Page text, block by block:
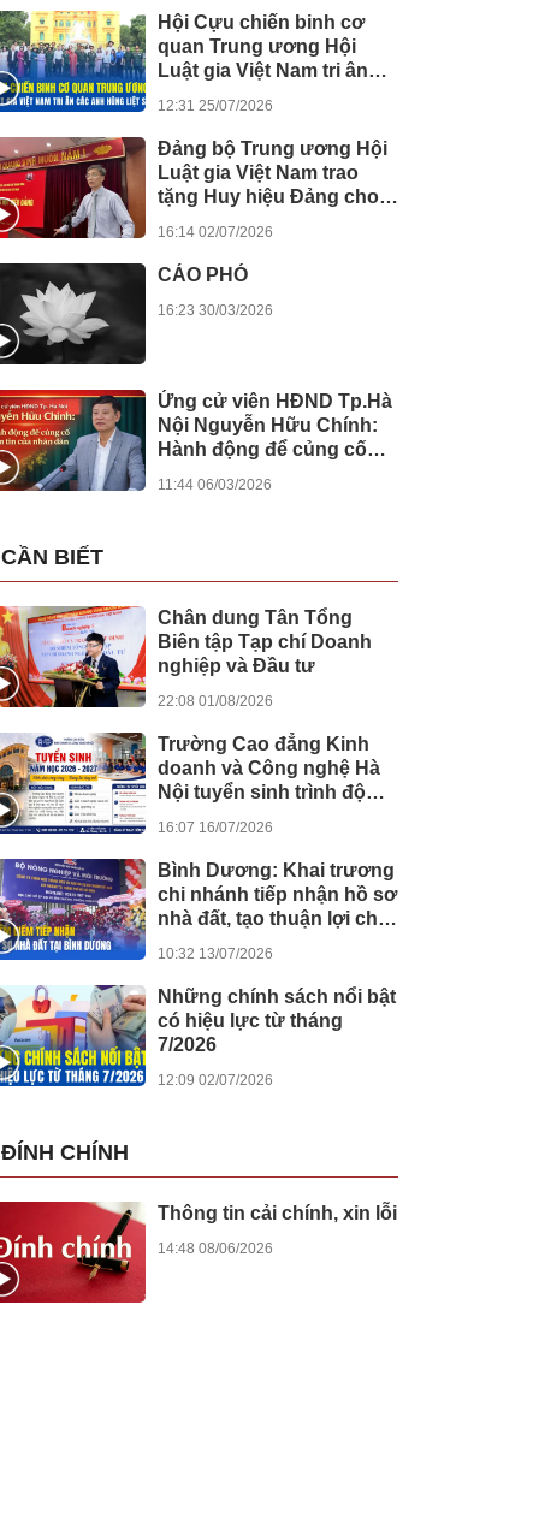
Hội Cựu chiến binh cơ
quan Trung ương Hội
Luật gia Việt Nam tri ân
12:31 25/07/2026
Đảng bộ Trung ương Hội
Luật gia Việt Nam trao
tặng Huy hiệu Đảng cho
16:14 02/07/2026
CÁO PHÓ
16:23 30/03/2026
Ứng cử viên HĐND Tp.Hà
Nội Nguyễn Hữu Chính:
Hành động để củng cố
11:44 06/03/2026
CẦN BIẾT
Chân dung Tân Tổng
Biên tập Tạp chí Doanh
nghiệp và Đầu tư
22:08 01/08/2026
Trường Cao đẳng Kinh
doanh và Công nghệ Hà
Nội tuyển sinh trình độ
16:07 16/07/2026
Bình Dương: Khai trương
chi nhánh tiếp nhận hồ sơ
nhà đất, tạo thuận lợi cho
10:32 13/07/2026
Những chính sách nổi bật
có hiệu lực từ tháng
7/2026
12:09 02/07/2026
ĐÍNH CHÍNH
Thông tin cải chính, xin lỗi
14:48 08/06/2026